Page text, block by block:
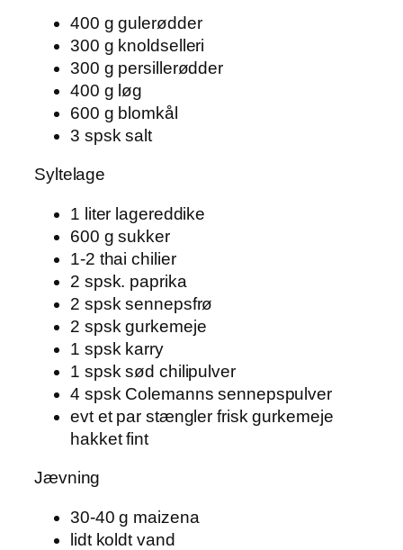
400 g gulerødder
300 g knoldselleri
300 g persillerødder
400 g løg
600 g blomkål
3 spsk salt
Syltelage
1 liter lagereddike
600 g sukker
1-2 thai chilier
2 spsk. paprika
2 spsk sennepsfrø
2 spsk gurkemeje
1 spsk karry
1 spsk sød chilipulver
4 spsk Colemanns sennepspulver
evt et par stængler frisk gurkemeje
hakket fint
Jævning
30-40 g maizena
lidt koldt vand